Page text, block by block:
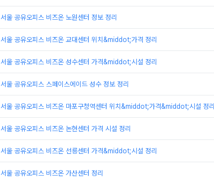
서울 공유오피스 비즈온 노원센터 정보 정리
서울 공유오피스 비즈온 교대센터 위치&middot;가격 정리
서울 공유오피스 비즈온 성수센터 가격&middot;시설 정리
서울 공유오피스 스페이스에이드 성수 정보 정리
서울 공유오피스 비즈온 마포구청역센터 위치&middot;가격&middot;시설 정리
서울 공유오피스 비즈온 논현센터 가격 시설 정리
서울 공유오피스 비즈온 선릉센터 가격&middot;시설 정리
서울 공유오피스 비즈온 가산센터 정리